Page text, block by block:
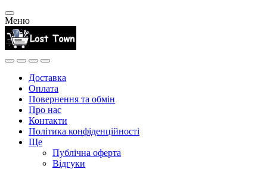
Меню
Доставка
Оплата
Повернення та обмін
Про нас
Контакти
Політика конфіденційності
Ще
Публічна оферта
Відгуки